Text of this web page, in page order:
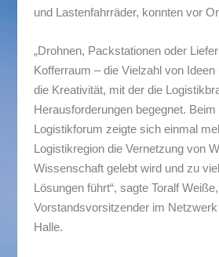
und Lastenfahrräder, konnten vor
„Drohnen, Packstationen oder
Kofferraum – die Vielzahl von
die Kreativität, mit der die
Herausforderungen begegnet.
Logistikforum zeigte sich einmal
Logistikregion die Vernetzung von
Wissenschaft gelebt wird und zu
Lösungen führt“, sagte Toralf Weiße,
Vorstandsvorsitzender im
Halle.